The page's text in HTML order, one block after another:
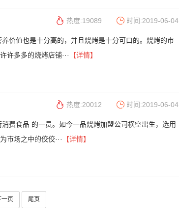
时间:2019-06-04
热度:19089
价值也是十分高的，并且烧烤是十分可口的。烧烤的市
许多多的烧烤店铺···
【详情】
时间:2019-06-04
热度:20012
费食品 的一员。如今一品烧烤加盟公司横空出生，选用
市场之中的佼佼···
【详情】
一页 尾页